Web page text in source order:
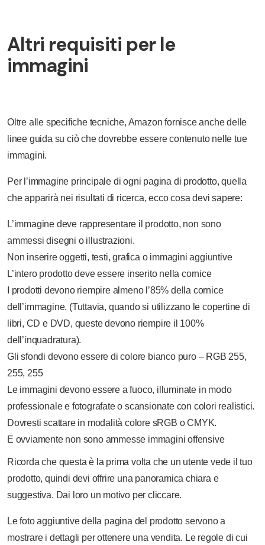
Altri requisiti per le
immagini
Oltre alle specifiche tecniche, Amazon fornisce anche delle
linee guida su ciò che dovrebbe essere contenuto nelle tue
immagini.
Per l’immagine principale di ogni pagina di prodotto, quella
che apparirà nei risultati di ricerca, ecco cosa devi sapere:
L’immagine deve rappresentare il prodotto, non sono
ammessi disegni o illustrazioni.
Non inserire oggetti, testi, grafica o immagini aggiuntive
L’intero prodotto deve essere inserito nella cornice
I prodotti devono riempire almeno l’85% della cornice
dell’immagine. (Tuttavia, quando si utilizzano le copertine di
libri, CD e DVD, queste devono riempire il 100%
dell’inquadratura).
Gli sfondi devono essere di colore bianco puro – RGB 255,
255, 255
Le immagini devono essere a fuoco, illuminate in modo
professionale e fotografate o scansionate con colori realistici.
Dovresti scattare in modalità colore sRGB o CMYK.
E ovviamente non sono ammesse immagini offensive
Ricorda che questa è la prima volta che un utente vede il tuo
prodotto, quindi devi offrire una panoramica chiara e
suggestiva. Dai loro un motivo per cliccare.
Le foto aggiuntive della pagina del prodotto servono a
mostrare i dettagli per ottenere una vendita. Le regole di cui